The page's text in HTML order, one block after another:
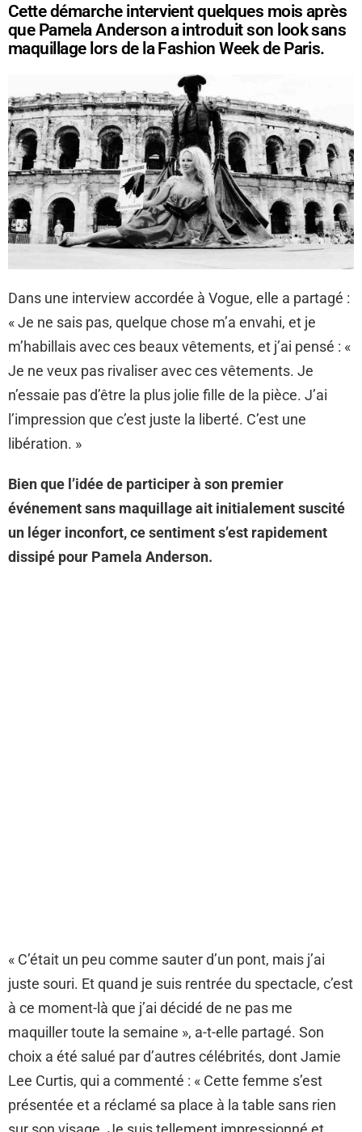
Cette démarche intervient quelques mois après
que Pamela Anderson a introduit son look sans
maquillage lors de la Fashion Week de Paris.
Dans une interview accordée à Vogue, elle a partagé :
« Je ne sais pas, quelque chose m’a envahi, et je
m’habillais avec ces beaux vêtements, et j’ai pensé : «
Je ne veux pas rivaliser avec ces vêtements. Je
n’essaie pas d’être la plus jolie fille de la pièce. J’ai
l’impression que c’est juste la liberté. C’est une
libération. »
Bien que l’idée de participer à son premier
événement sans maquillage ait initialement suscité
un léger inconfort, ce sentiment s’est rapidement
dissipé pour Pamela Anderson.
« C’était un peu comme sauter d’un pont, mais j’ai
juste souri. Et quand je suis rentrée du spectacle, c’est
à ce moment-là que j’ai décidé de ne pas me
maquiller toute la semaine », a-t-elle partagé. Son
choix a été salué par d’autres célébrités, dont Jamie
Lee Curtis, qui a commenté : « Cette femme s’est
présentée et a réclamé sa place à la table sans rien